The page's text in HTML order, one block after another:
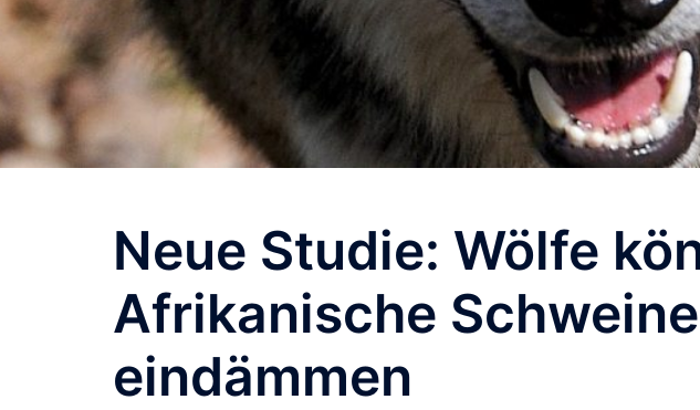
Neue Studie: Wölfe
Afrikanische
eindämmen